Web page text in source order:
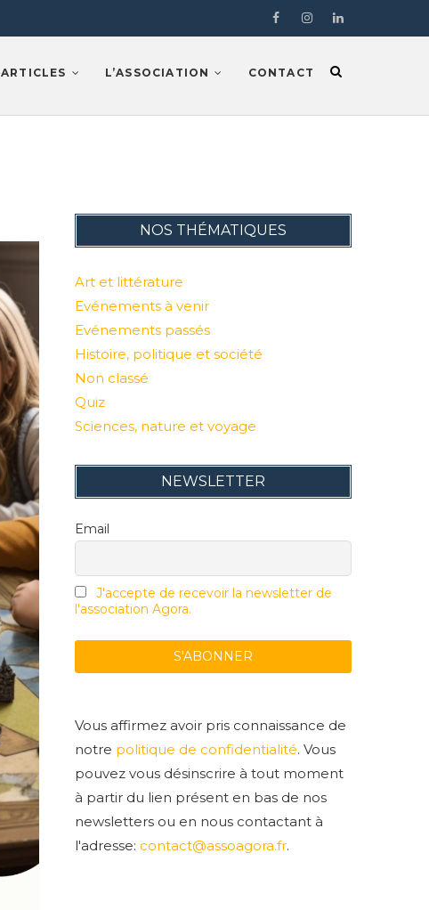
FacebookInstragramLinkedIn
ARTICLES L’ASSOCIATION CONTACT
NOS THÉMATIQUES
Art et littérature
Evénements à venir
Evénements passés
Histoire, politique et société
Non classé
Quiz
Sciences, nature et voyage
NEWSLETTER
Email
J'accepte de recevoir la newsletter de
l'association Agora.
Vous affirmez avoir pris connaissance de
notre politique de confidentialité. Vous
pouvez vous désinscrire à tout moment
à partir du lien présent en bas de nos
newsletters ou en nous contactant à
l'adresse: contact@assoagora.fr.